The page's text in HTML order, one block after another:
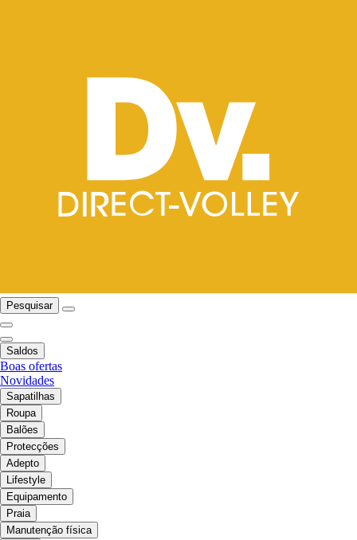
Pesquisar
Saldos
Boas ofertas
Novidades
Sapatilhas
Roupa
Balões
Protecções
Adepto
Lifestyle
Equipamento
Praia
Manutenção física